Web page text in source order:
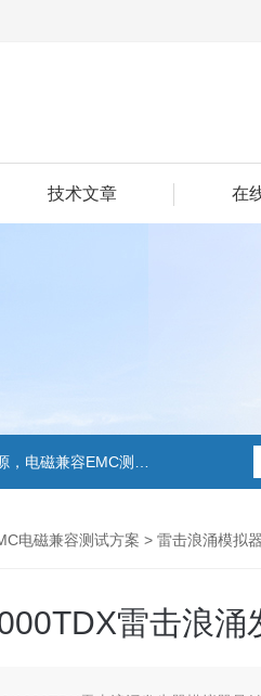
技术文章 在
EMC整改的解决方案，
电磁兼容测试方案 > 雷击浪涌模拟器
雷击浪涌